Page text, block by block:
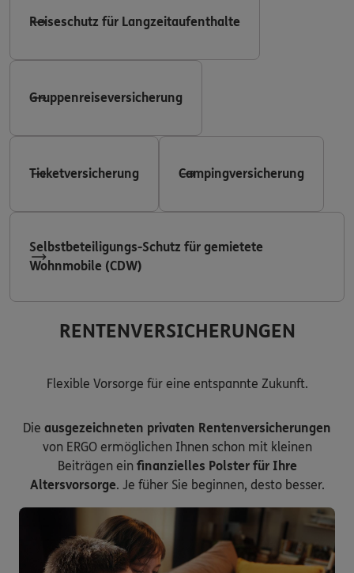
Reiseschutz für Langzeitaufenthalte
Gruppenreiseversicherung
Ticketversicherung Campingversicherung
Selbstbeteiligungs-Schutz für gemietete
Wohnmobile (CDW)
RENTENVERSICHERUNGEN
Flexible Vorsorge für eine entspannte Zukunft.
Die ausgezeichneten privaten Rentenversicherungen
von ERGO ermöglichen Ihnen schon mit kleinen
Beiträgen ein finanzielles Polster für Ihre
Altersvorsorge. Je füher Sie beginnen, desto besser.